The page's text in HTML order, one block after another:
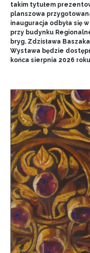
takim tytułem
planszowa
inauguracja odbyła się
przy budynku
bryg. Zdzisława
Wystawa będzie
końca sierpnia 2026